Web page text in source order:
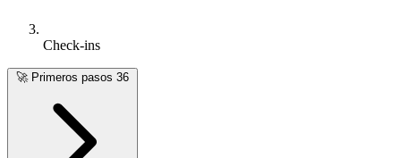
Check-ins
🚀 Primeros pasos 36